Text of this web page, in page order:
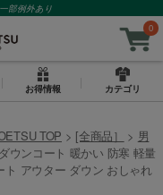
部例外あり
0
お得情報 カテゴリ
TOP [全商品］
男
ウンコート 暖かい 防寒 軽量
アウター ダウン おしゃれ